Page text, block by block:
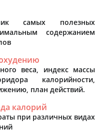
самых полезных
содержанием
веса, индекс массы
калорийности,
план действий.
калорий
при различных видах